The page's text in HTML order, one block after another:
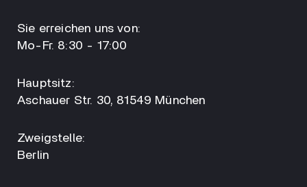
Sie erreichen uns von:
Mo-Fr. 8:30 - 17:00
Hauptsitz:
Aschauer Str. 30, 81549 München
Zweigstelle:
Berlin